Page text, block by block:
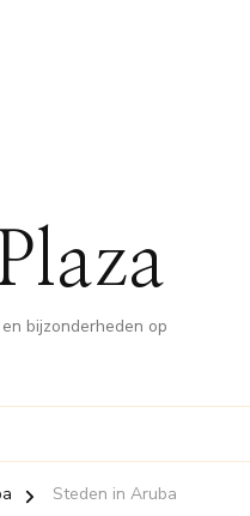
bijzonderheden op
Steden in Aruba